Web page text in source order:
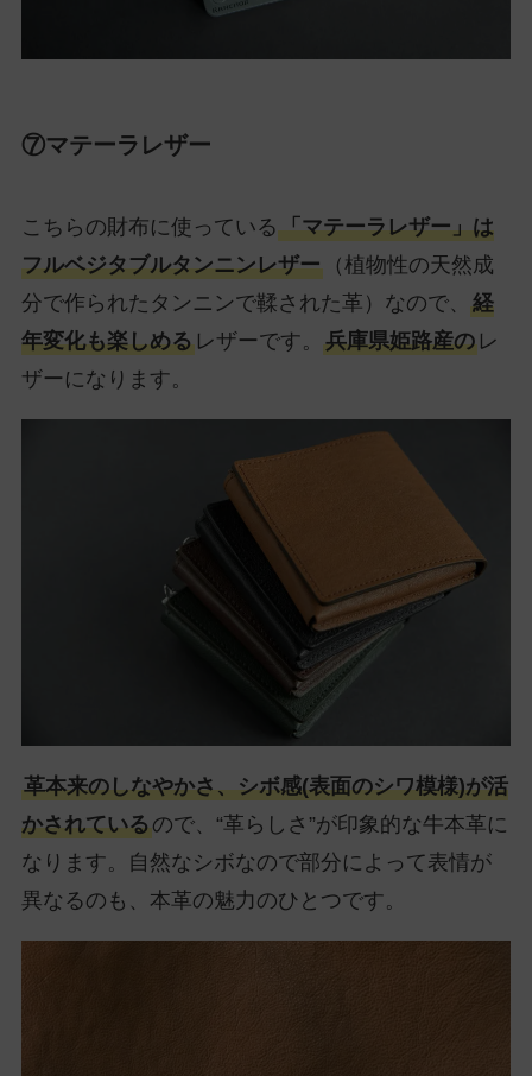
⑦マテーラレザー
こちらの財布に使っている「マテーラレザー」は
フルベジタブルタンニンレザー（植物性の天然成
分で作られたタンニンで鞣された革）なので、 経
年変化も楽しめるレザーです。 兵庫県姫路産のレ
ザーになります。
革本来のしなやかさ、シボ感(表面のシワ模様)が活
かされているので、“革らしさ”が印象的な牛本革に
なります。自然なシボなので部分によって表情が
異なるのも、本革の魅力のひとつです。